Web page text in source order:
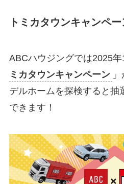
トミカタウンキャンペー
ABCハウジングでは2025年
ミカタウンキャンペーン
デルホームを探検すると抽
できます！